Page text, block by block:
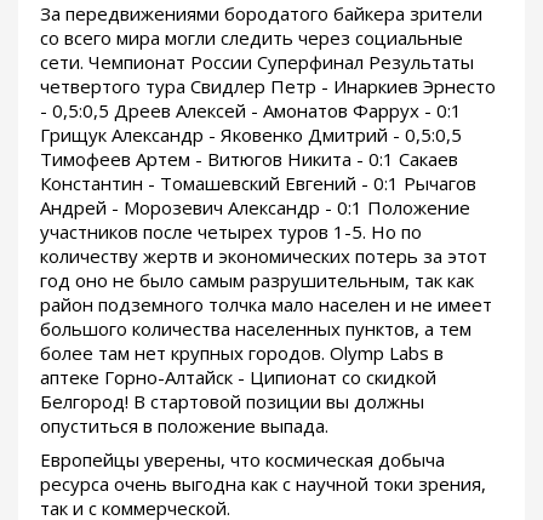
За передвижениями бородатого байкера зрители
со всего мира могли следить через социальные
сети. Чемпионат России Суперфинал Результаты
четвертого тура Свидлер Петр - Инаркиев Эрнесто
- 0,5:0,5 Дреев Алексей - Амонатов Фаррух - 0:1
Грищук Александр - Яковенко Дмитрий - 0,5:0,5
Тимофеев Артем - Витюгов Никита - 0:1 Сакаев
Константин - Томашевский Евгений - 0:1 Рычагов
Андрей - Морозевич Александр - 0:1 Положение
участников после четырех туров 1-5. Но по
количеству жертв и экономических потерь за этот
год оно не было самым разрушительным, так как
район подземного толчка мало населен и не имеет
большого количества населенных пунктов, а тем
более там нет крупных городов. Olymp Labs в
аптеке Горно-Алтайск - Ципионат со скидкой
Белгород! В стартовой позиции вы должны
опуститься в положение выпада.
Европейцы уверены, что космическая добыча
ресурса очень выгодна как с научной токи зрения,
так и с коммерческой.